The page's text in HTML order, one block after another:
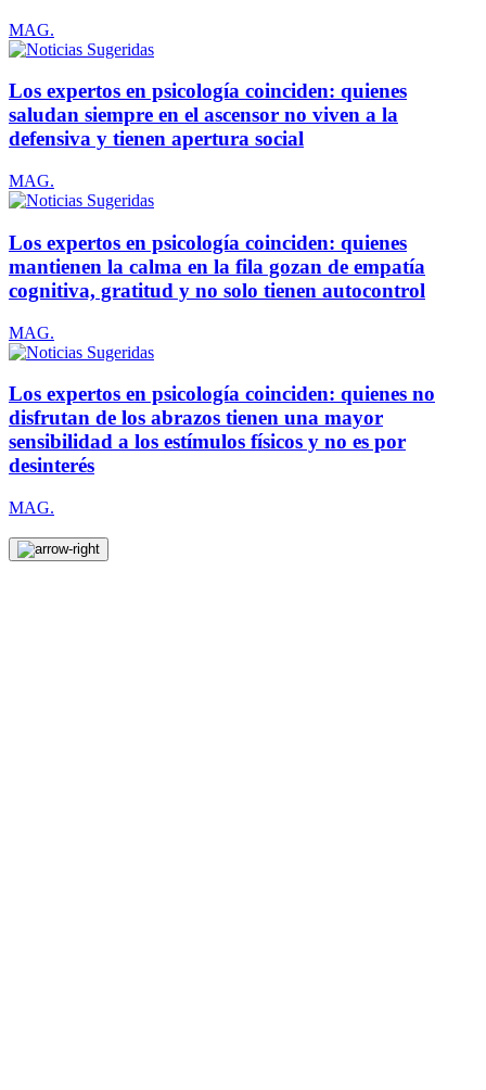
MAG.
Los expertos en psicología coinciden: quienes
saludan siempre en el ascensor no viven a la
defensiva y tienen apertura social
MAG.
Los expertos en psicología coinciden: quienes
mantienen la calma en la fila gozan de empatía
cognitiva, gratitud y no solo tienen autocontrol
MAG.
Los expertos en psicología coinciden: quienes no
disfrutan de los abrazos tienen una mayor
sensibilidad a los estímulos físicos y no es por
desinterés
MAG.